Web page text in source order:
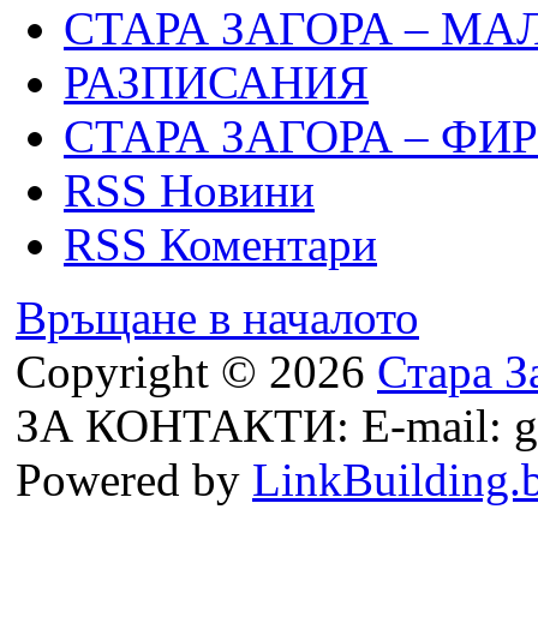
СТАРА ЗАГОРА –
РАЗПИСАНИЯ
СТАРА ЗАГОРА –
RSS Новини
RSS Коментари
Връщане в началото
Copyright © 2026 Стара
ЗА КОНТАКТИ: E-mail:
Powered by